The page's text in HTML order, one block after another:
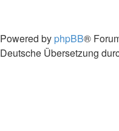
Powered by phpBB®
Deutsche Übersetzung